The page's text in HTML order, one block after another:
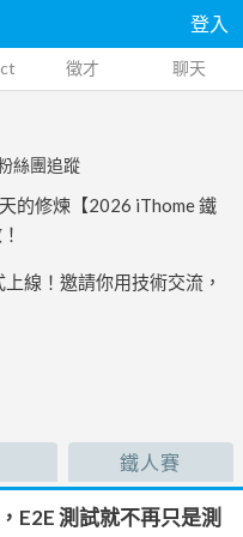
登入
徵才 聊天
絲團追蹤
的修煉【2026 iThome 鐵
線！邀請你用技術交流，
鐵人賽
E2E 測試就不再只是測